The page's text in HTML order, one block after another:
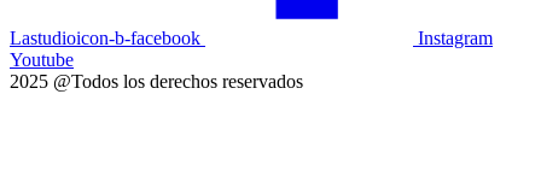
Lastudioicon-b-facebook
Instagram
Youtube
2025 @Todos los derechos reservados